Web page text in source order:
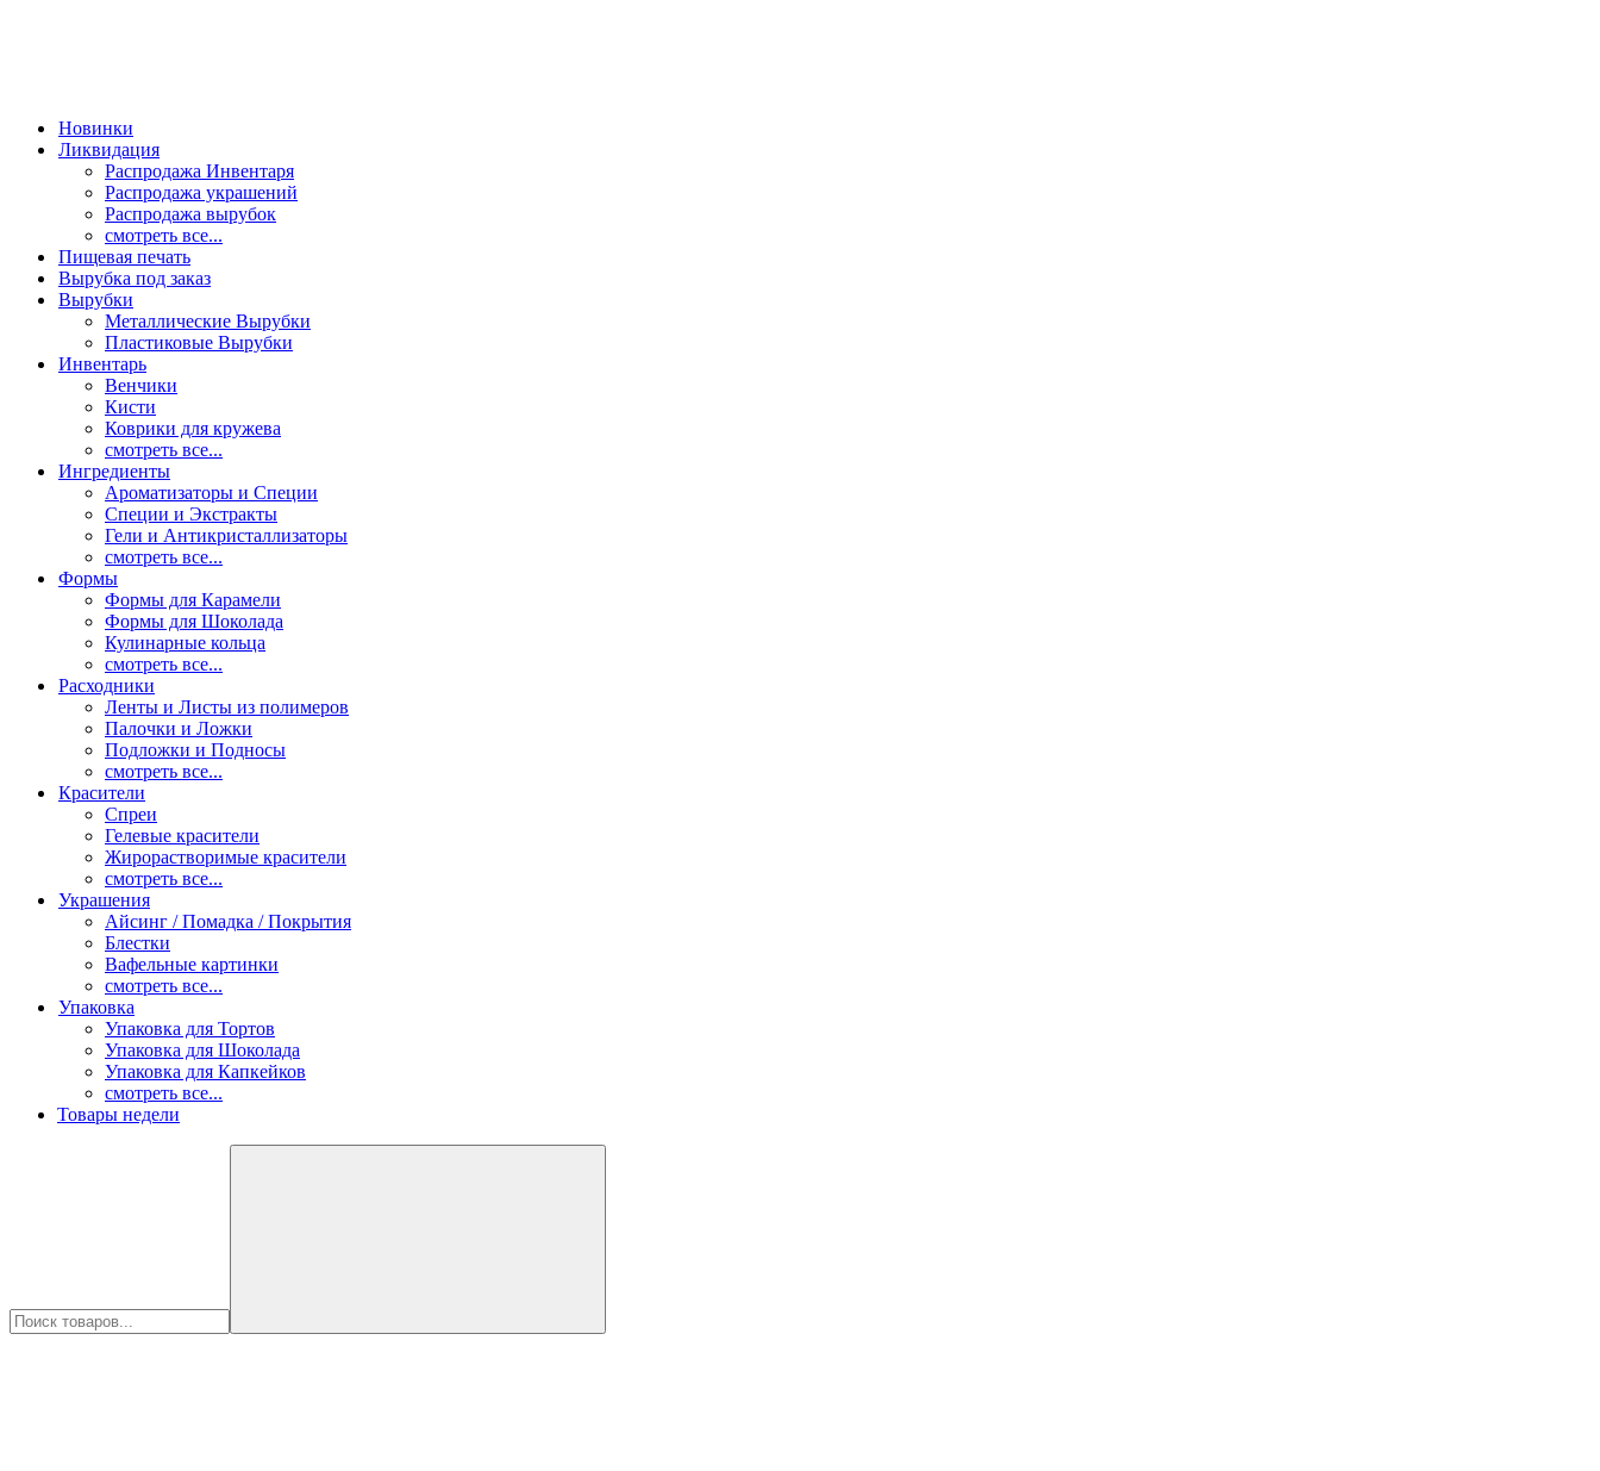
Новинки
Ликвидация
Распродажа Инвентаря
Распродажа украшений
Распродажа вырубок
смотреть все...
Пищевая печать
Вырубка под заказ
Вырубки
Металлические Вырубки
Пластиковые Вырубки
Инвентарь
Венчики
Кисти
Коврики для кружева
смотреть все...
Ингредиенты
Ароматизаторы и Специи
Специи и Экстракты
Гели и Антикристаллизаторы
смотреть все...
Формы
Формы для Карамели
Формы для Шоколада
Кулинарные кольца
смотреть все...
Расходники
Ленты и Листы из полимеров
Палочки и Ложки
Подложки и Подносы
смотреть все...
Красители
Спреи
Гелевые красители
Жирорастворимые красители
смотреть все...
Украшения
Айсинг / Помадка / Покрытия
Блестки
Вафельные картинки
смотреть все...
Упаковка
Упаковка для Тортов
Упаковка для Шоколада
Упаковка для Капкейков
смотреть все...
Товары недели